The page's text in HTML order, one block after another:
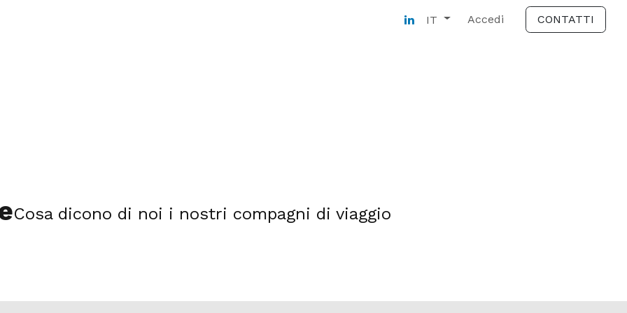
IT Accedi CONTATTI
Cosa dicono di noi i nostri compagni di viaggio